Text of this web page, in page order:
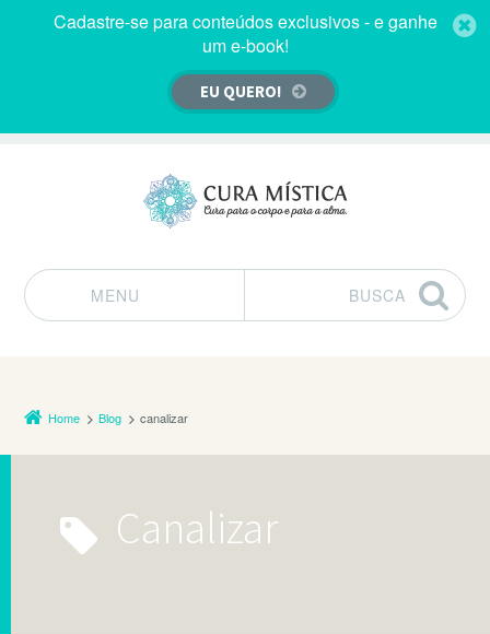
Cadastre-se para conteúdos exclusivos - e ganhe
um e-book!
EU QUERO!
MENU
BUSCA
Home Blog canalizar
canalizar